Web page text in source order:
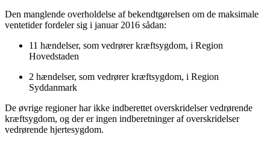
Den manglende overholdelse af bekendtgørelsen om de maksimale
ventetider fordeler sig i januar 2016 sådan:
11 hændelser, som vedrører kræftsygdom, i Region
Hovedstaden
2 hændelser, som vedrører kræftsygdom, i Region
Syddanmark
De øvrige regioner har ikke indberettet overskridelser vedrørende
kræftsygdom, og der er ingen indberetninger af overskridelser
vedrørende hjertesygdom.